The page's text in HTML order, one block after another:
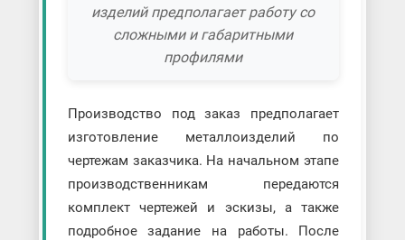
изделий предполагает работу со
сложными и габаритными
профилями
Производство под заказ предполагает
изготовление металлоизделий по
чертежам заказчика. На начальном этапе
производственникам передаются
комплект чертежей и эскизы, а также
подробное задание на работы. После